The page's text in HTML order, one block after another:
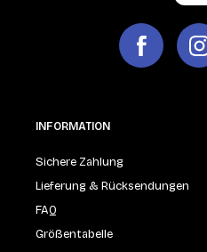
INFORMATION
Sichere Zahlung
Lieferung & Rücksendungen
FAQ
Größentabelle